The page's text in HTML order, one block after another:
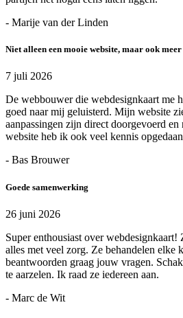
- Marije van der Linden
Niet alleen een mooie website, maar ook
7 juli 2026
De webbouwer die webdesignkaart me
goed naar mij geluisterd. Mijn website
aanpassingen zijn direct doorgevoerd en
website heb ik ook veel kennis
- Bas Brouwer
Goede samenwerking
26 juni 2026
Super enthousiast over webdesignkaart!
alles met veel zorg. Ze behandelen elke
beantwoorden graag jouw vragen.
te aarzelen. Ik raad ze iedereen aan.
- Marc de Wit